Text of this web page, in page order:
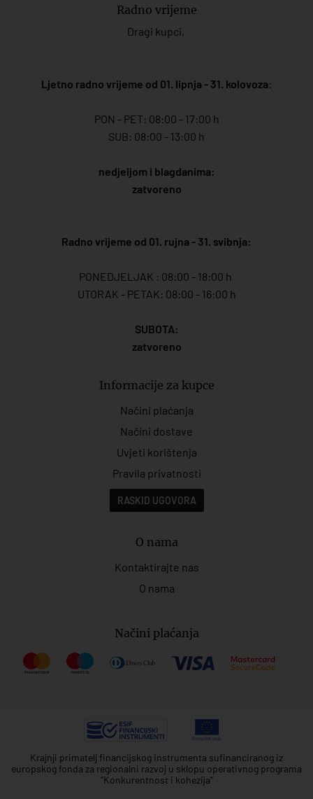
Radno vrijeme
Dragi kupci,
Ljetno radno vrijeme od 01. lipnja - 31. kolovoza:
PON - PET: 08:00 - 17:00 h
SUB: 08:00 - 13:00 h
nedjeljom i blagdanima:
zatvoreno
Radno vrijeme od 01. rujna - 31. svibnja:
PONEDJELJAK : 08:00 - 18:00 h
UTORAK - PETAK: 08:00 - 16:00 h
SUBOTA:
zatvoreno
Informacije za kupce
Načini plaćanja
Načini dostave
Uvjeti korištenja
Pravila privatnosti
RASKID UGOVORA
O nama
Kontaktirajte nas
O nama
Načini plaćanja
Krajnji primatelj financijskog instrumenta sufinanciranog iz
europskog fonda za regionalni razvoj u sklopu operativnog programa
"Konkurentnost i kohezija"